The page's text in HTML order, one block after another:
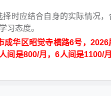
时应结合自身的实际情况，
习态度。
成华区昭觉寺横路6号，2026
间是800/月，6人间是1100/